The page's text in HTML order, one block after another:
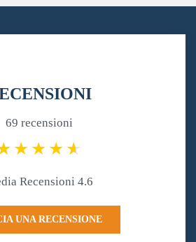
69 recensioni
Recensioni 4.6
UNA RECENSIONE